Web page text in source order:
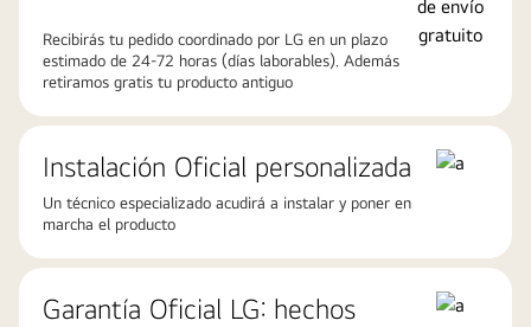
Recibirás tu pedido coordinado por LG en un plazo
estimado de 24-72 horas (días laborables). Además
retiramos gratis tu producto antiguo
Instalación Oficial personalizada
Un técnico especializado acudirá a instalar y poner en
marcha el producto
Garantía Oficial LG: hechos